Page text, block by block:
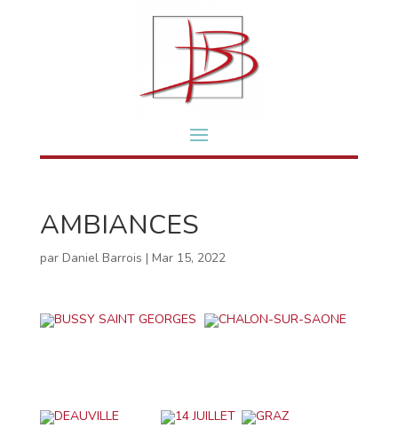
AMBIANCES
par Daniel Barrois | Mar 15, 2022